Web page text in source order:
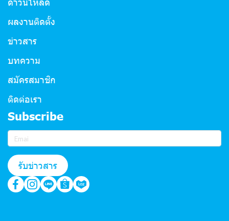
ผลงานติดตั้ง
ข่าวสาร
บทความ
สมัครสมาชิก
ติดต่อเรา
Subscribe
รับข่าวสาร